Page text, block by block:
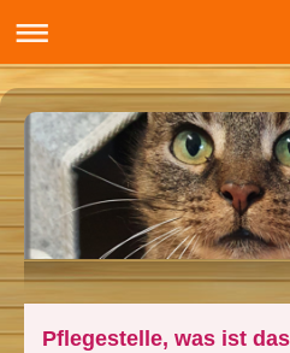
Pflegestelle, was ist